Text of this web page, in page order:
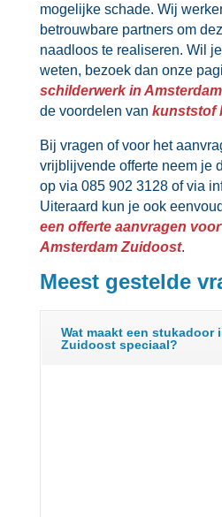
mogelijke schade.​ Wij
betrouwbare partners om
naadloos te realiseren.​ Wil
weten, bezoek dan onze
schilderwerk in
de voordelen van kunststof
Bij vragen of voor het
vrijblijvende offerte neem je
op via 085 902 3128 of via
Uiteraard kun je ook
een offerte aanvragen
Amsterdam Zuidoost.​
Meest gestelde
Wat maakt een stukadoor
Zuidoost speciaal?